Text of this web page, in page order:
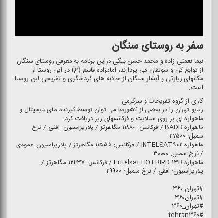
سفر به روستای سنگان
نیما نعمتی زاده و محمد حسن بیگی دراین برنامه به معرفی روستای سنگان
از توابع كن و سولقان می پردازند، امامزاده قاسم (ع) در این روستا از
مكانهای زیارتی و آبشار سنگان از جاذبه های گردشگری و تفریحی این روستا
است.
كاری از گروه تفریحات و سرگرمی
رادیو تهران را در بعضی از كشورها می توان توسط گیرنده های دیجیتال و
ماهواره ای بر روی ستلایت و فركانسهای زیر دریافت كرد:
ماهواره BADR / فركانس: ۱۱۸۸۰ مگاهرتز / پلاریزاسیون: افقی / نرخ
سمبل: ۲۷۵۰۰
ماهواره INTELSAT۹۰۲ / فركانس: ۱۱۵۵۵ مگاهرتز / پلاریزاسیون: عمودی
/ نرخ سمبل: ۳۰۰۰۰
ماهواره Eutelsat HOTBIRD ۱۳B / فركانس: ۱۲۴۳۷ مگاهرتز /
پلاریزاسیون: افقی / نرخ سمبل: ۲۹۹۰۰
#تهران ۳۶۰
#تهران۳۶۰
#تهران_۳۶۰
#tehran۳۶۰